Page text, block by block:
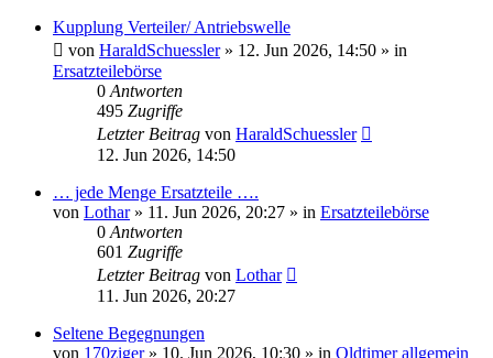
Kupplung Verteiler/ Antriebswelle
von HaraldSchuessler» 12. Jun 2026, 14:50 » in
Ersatzteilebörse
0 Antworten
495 Zugriffe
Letzter Beitrag von HaraldSchuessler
12. Jun 2026, 14:50
… jede Menge Ersatzteile ….
von Lothar» 11. Jun 2026, 20:27 » in Ersatzteilebörse
0 Antworten
601 Zugriffe
Letzter Beitrag von Lothar
11. Jun 2026, 20:27
Seltene Begegnungen
von 170ziger» 10. Jun 2026, 10:30 » in Oldtimer allgemein